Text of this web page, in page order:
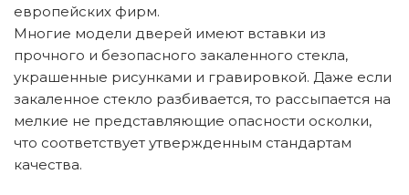
европейских фирм.
Многие модели дверей имеют вставки из
прочного и безопасного закаленного стекла,
украшенные рисунками и гравировкой. Даже если
закаленное стекло разбивается, то рассыпается на
мелкие не представляющие опасности осколки,
что соответствует утвержденным стандартам
качества.